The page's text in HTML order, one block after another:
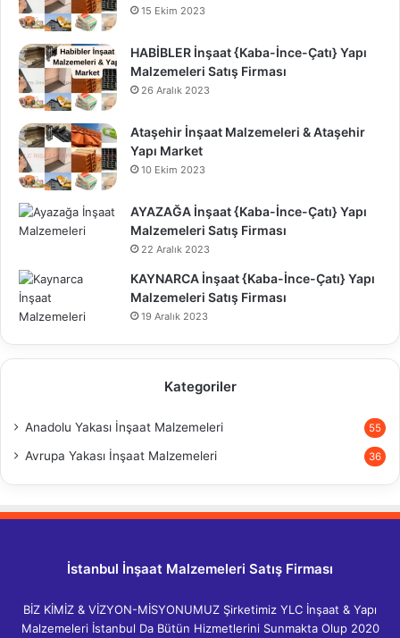
15 Ekim 2023
HABİBLER İnşaat {Kaba-İnce-Çatı} Yapı
Malzemeleri Satış Firması
26 Aralık 2023
Ataşehir İnşaat Malzemeleri & Ataşehir
Yapı Market
10 Ekim 2023
AYAZAĞA İnşaat {Kaba-İnce-Çatı} Yapı
Malzemeleri Satış Firması
22 Aralık 2023
KAYNARCA İnşaat {Kaba-İnce-Çatı} Yapı
Malzemeleri Satış Firması
19 Aralık 2023
Kategoriler
Anadolu Yakası İnşaat Malzemeleri 55
Avrupa Yakası İnşaat Malzemeleri 36
İstanbul İnşaat Malzemeleri Satış Firması
BİZ KİMİZ & VİZYON-MİSYONUMUZ Şirketimiz YLC İnşaat & Yapı
Malzemeleri İstanbul Da Bütün Hizmetlerini Sunmakta Olup 2020